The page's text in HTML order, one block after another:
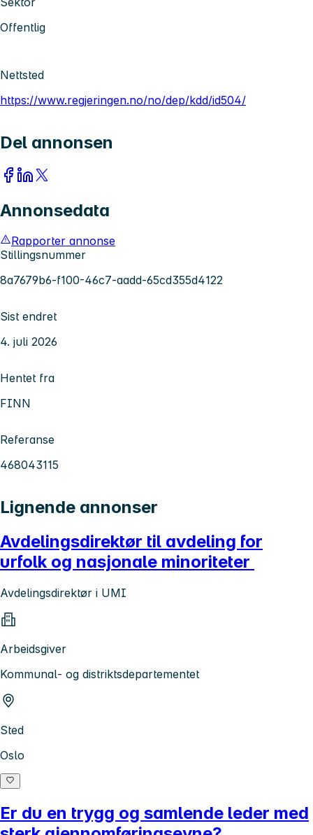
Offentlig
Nettsted
https://www.regjeringen.no/no/dep/kdd/id504/
Del annonsen
Annonsedata
Rapporter annonse
Stillingsnummer
8a7679b6-f100-46c7-aadd-65cd355d4122
Sist endret
4. juli 2026
Hentet fra
FINN
Referanse
468043115
Lignende annonser
Avdelingsdirektør til avdeling for
urfolk og nasjonale minoriteter
Avdelingsdirektør i UMI
Arbeidsgiver
Kommunal- og distriktsdepartementet
Sted
Oslo
Er du en trygg og samlende leder med